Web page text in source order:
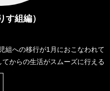
組編）
組への移行が1月におこなわれて
からの生活がスムーズに行える
児組との一緒の生活になりま
任が移行の準備をしていると